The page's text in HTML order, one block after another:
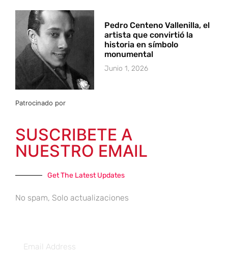
Pedro Centeno Vallenilla, el
artista que convirtió la
historia en símbolo
monumental
Junio 1, 2026
Patrocinado por
SUSCRIBETE A
NUESTRO EMAIL
Get The Latest Updates
No spam, Solo actualizaciones